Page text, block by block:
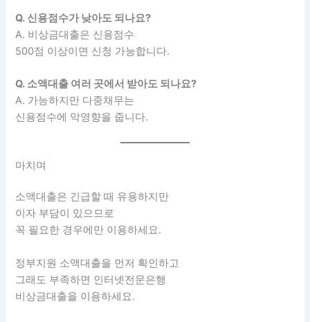
Q. 신용점수가 낮아도 되나요?
A. 비상금대출은 신용점수
500점 이상이면 신청 가능합니다.
Q. 소액대출 여러 곳에서 받아도 되나요?
A. 가능하지만 다중채무는
신용점수에 악영향을 줍니다.
마치며
소액대출은 긴급할 때 유용하지만
이자 부담이 있으므로
꼭 필요한 경우에만 이용하세요.
정부지원 소액대출을 먼저 확인하고
그래도 부족하면 인터넷전문은행
비상금대출을 이용하세요.